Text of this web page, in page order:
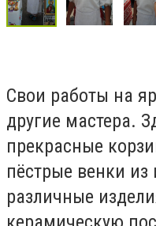
Свои работы на
другие мастера.
прекрасные
пёстрые венки из
различные